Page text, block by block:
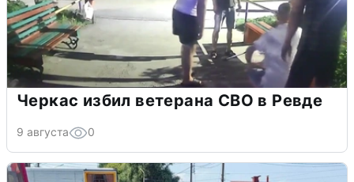
Черкас избил ветерана СВО в Ревде
9 августа 0